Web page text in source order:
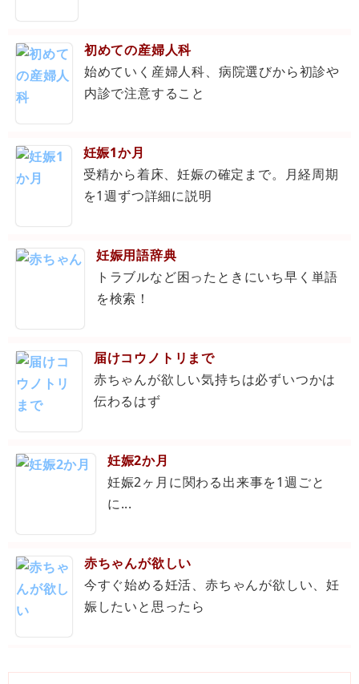
初めての産婦人科
始めていく産婦人科、病院選びから初診や
内診で注意すること
妊娠1か月
受精から着床、妊娠の確定まで。月経周期
を1週ずつ詳細に説明
妊娠用語辞典
トラブルなど困ったときにいち早く単語
を検索！
届けコウノトリまで
赤ちゃんが欲しい気持ちは必ずいつかは
伝わるはず
妊娠2か月
妊娠2ヶ月に関わる出来事を1週ごと
に...
赤ちゃんが欲しい
今すぐ始める妊活、赤ちゃんが欲しい、妊
娠したいと思ったら